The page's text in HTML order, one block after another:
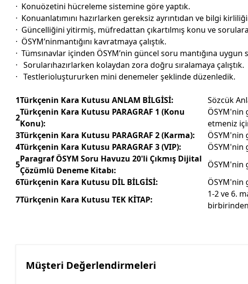
· Konuözetini hücreleme sistemine göre yaptık.
· Konuanlatımını hazırlarken gereksiz ayrıntıdan ve bilgi
· Güncelliğini yitirmiş, müfredattan çıkartılmış konu ve
· ÖSYM’ninmantığını kavratmaya çalıştık.
· Tümsınavlar içinden ÖSYM’nin güncel soru mantığına uygun
· Sorularıhazırlarken kolaydan zora doğru sıralamaya çalıştık.
· Testlerioluştururken mini denemeler şeklinde düzenledik.
1Türkçenin Kara Kutusu ANLAM BİLGİSİ:
Sözcük
2
Türkçenin Kara Kutusu PARAGRAF 1 (Konu
Konu):
ÖSYM'nin
etmeniz
3Türkçenin Kara Kutusu PARAGRAF 2 (Karma):
ÖSYM'nin
4Türkçenin Kara Kutusu PARAGRAF 3 (VIP):
ÖSYM'nin
5
Paragraf ÖSYM Soru Havuzu 20'li Çıkmış Dijital
Çözümlü Deneme Kitabı:
ÖSYM'nin
6Türkçenin Kara Kutusu DİL BİLGİSİ:
ÖSYM'nin
7Türkçenin Kara Kutusu TEK KİTAP:
1-2 ve 6.
Müşteri Değerlendirmeleri